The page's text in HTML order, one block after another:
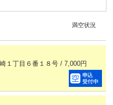
満空状況
１丁目６番１８号 / 7,000円